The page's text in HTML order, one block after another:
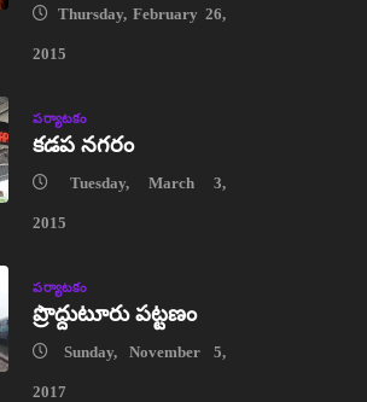
Thursday, February 26,
2015
పర్యాటకం
కడప నగరం
Tuesday, March 3,
2015
పర్యాటకం
ప్రొద్దుటూరు పట్టణం
Sunday, November 5,
2017